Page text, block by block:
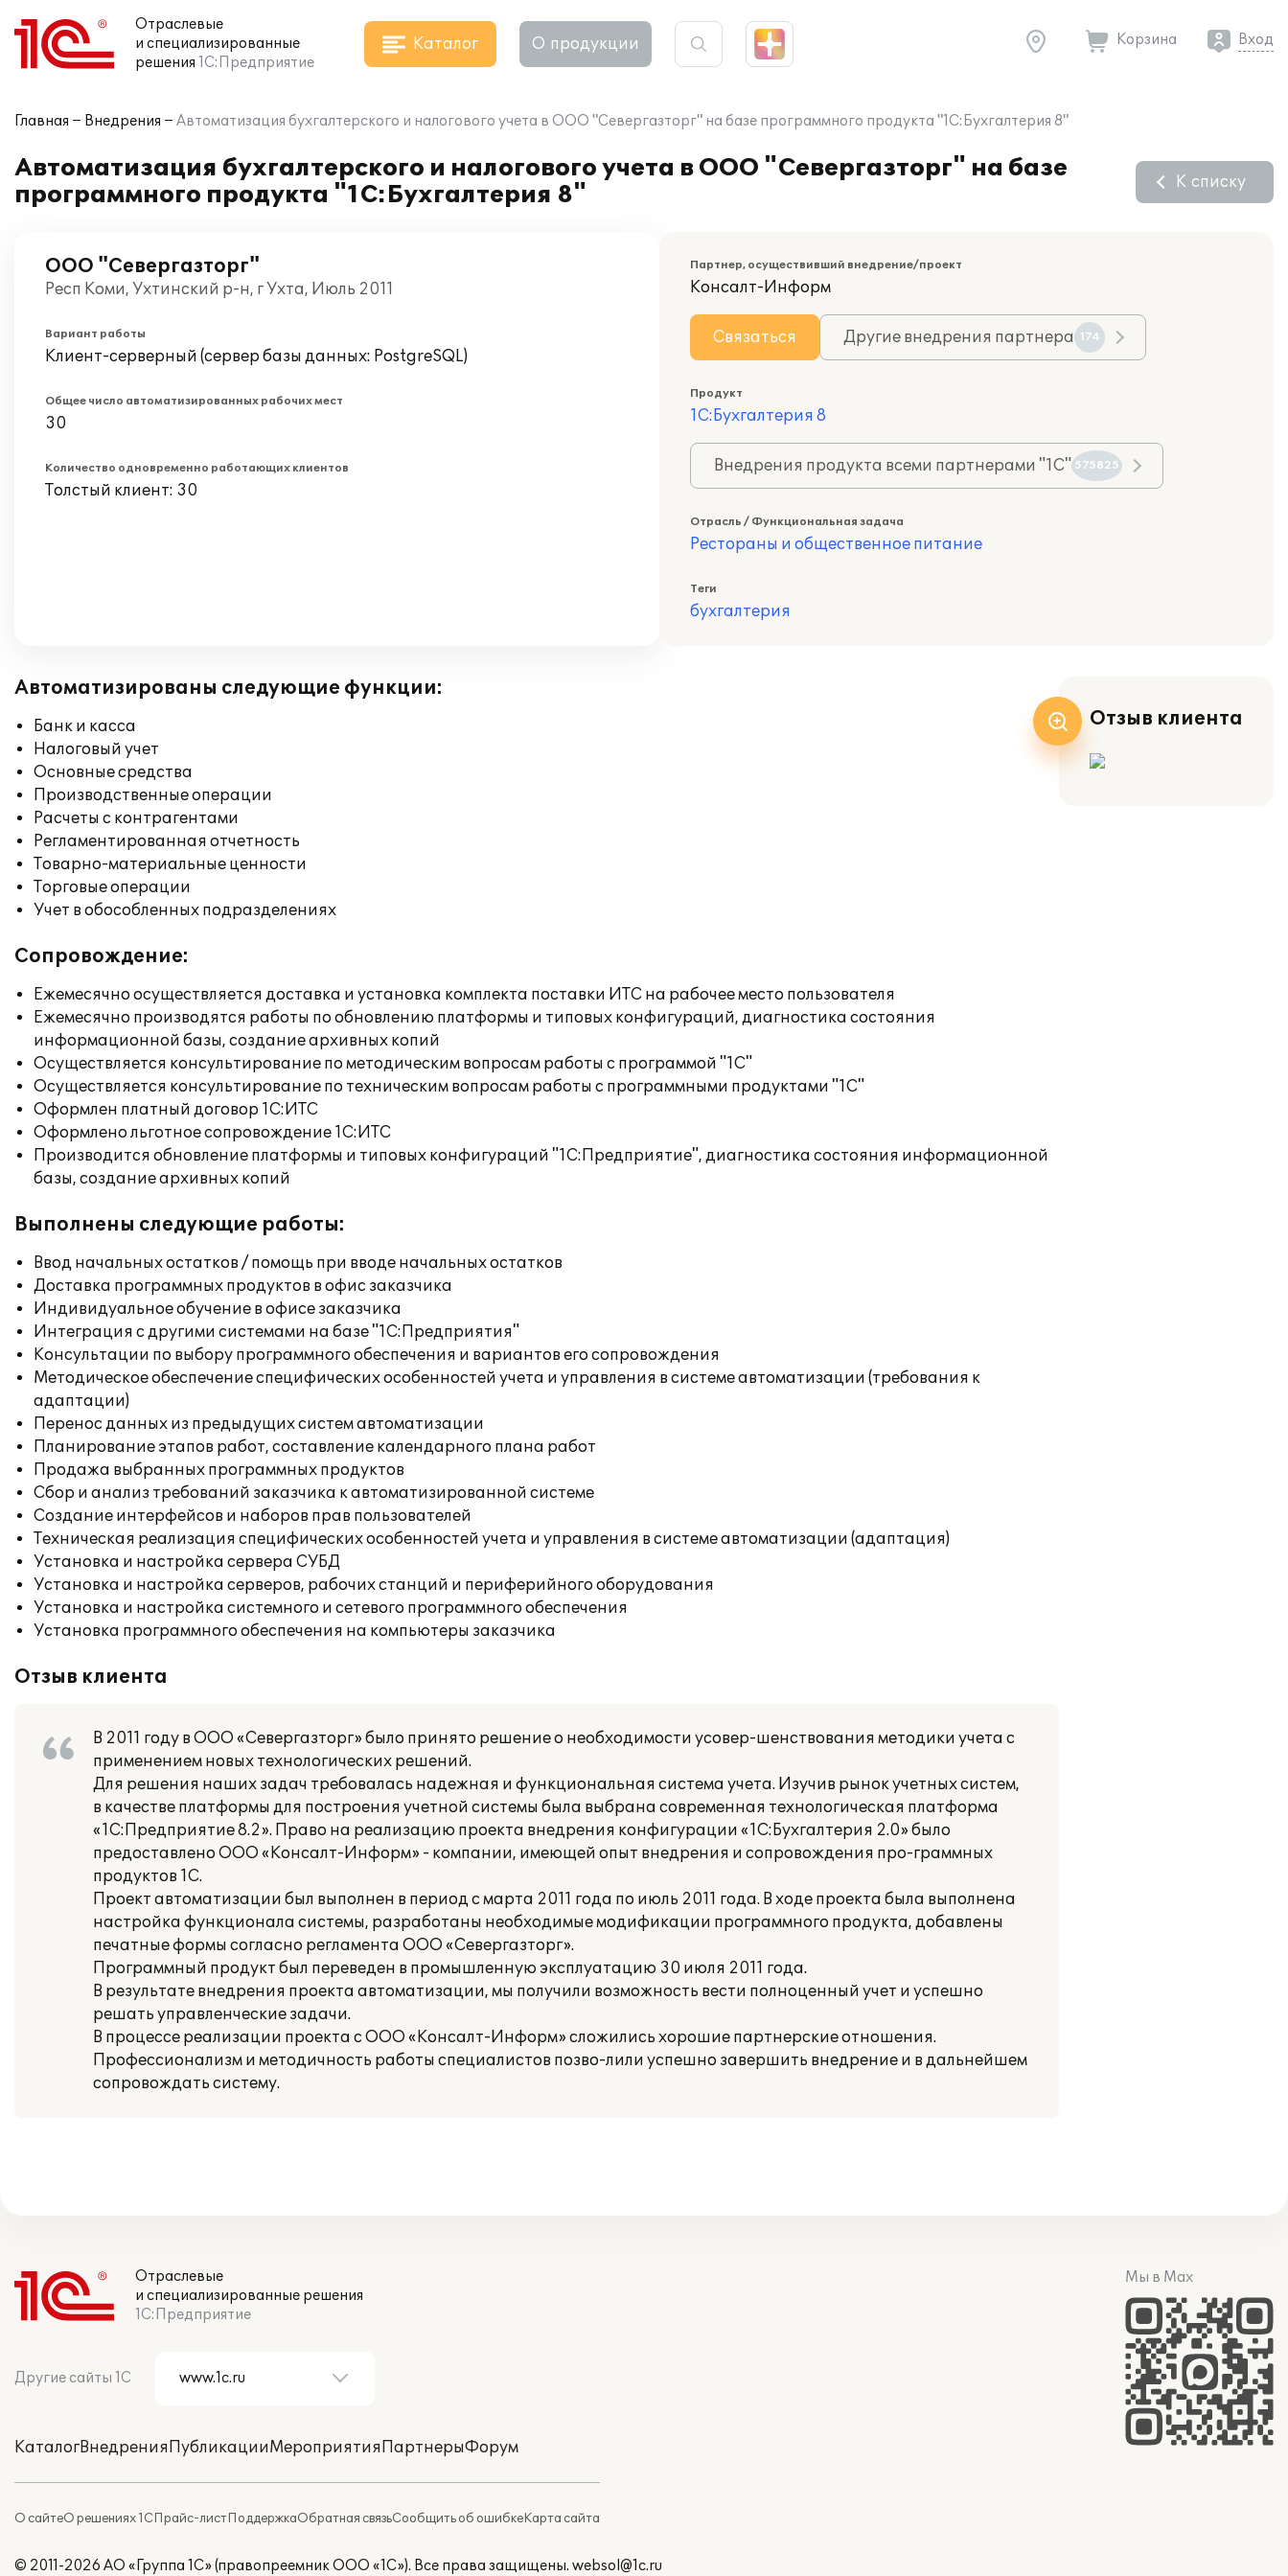
Отраслевые
и специализированные
решения 1С:Предприятие
Каталог О продукции Корзина Вход
Главная Внедрения Автоматизация бухгалтерского и налогового учета в ООО "Севергазторг" на базе программного продукта "1С:Бухгалтерия 8"
Автоматизация бухгалтерского и налогового учета в ООО "Севергазторг" на базе
программного продукта "1С:Бухгалтерия 8"
К списку
ООО "Севергазторг"
Респ Коми, Ухтинский р-н, г Ухта, Июль 2011
Вариант работы
Клиент-серверный (сервер базы данных: PostgreSQL)
Общее число автоматизированных рабочих мест
30
Количество одновременно работающих клиентов
Толстый клиент: 30
Партнер, осуществивший внедрение/проект
Консалт-Информ
Связаться Другие внедрения партнера 174
Продукт
1С:Бухгалтерия 8
Внедрения продукта всеми партнерами "1С" 575825
Отрасль / Функциональная задача
Рестораны и общественное питание
Теги
бухгалтерия
Автоматизированы следующие функции:
Банк и касса
Налоговый учет
Основные средства
Производственные операции
Расчеты с контрагентами
Регламентированная отчетность
Товарно-материальные ценности
Торговые операции
Учет в обособленных подразделениях
Сопровождение:
Ежемесячно осуществляется доставка и установка комплекта поставки ИТС на рабочее место пользователя
Ежемесячно производятся работы по обновлению платформы и типовых конфигураций, диагностика состояния
информационной базы, создание архивных копий
Осуществляется консультирование по методическим вопросам работы с программой "1С"
Осуществляется консультирование по техническим вопросам работы с программными продуктами "1С"
Оформлен платный договор 1С:ИТС
Оформлено льготное сопровождение 1С:ИТС
Производится обновление платформы и типовых конфигураций "1С:Предприятие", диагностика состояния информационной
базы, создание архивных копий
Выполнены следующие работы:
Ввод начальных остатков / помощь при вводе начальных остатков
Доставка программных продуктов в офис заказчика
Индивидуальное обучение в офисе заказчика
Интеграция с другими системами на базе "1С:Предприятия"
Консультации по выбору программного обеспечения и вариантов его сопровождения
Методическое обеспечение специфических особенностей учета и управления в системе автоматизации (требования к
адаптации)
Перенос данных из предыдущих систем автоматизации
Планирование этапов работ, составление календарного плана работ
Продажа выбранных программных продуктов
Сбор и анализ требований заказчика к автоматизированной системе
Создание интерфейсов и наборов прав пользователей
Техническая реализация специфических особенностей учета и управления в системе автоматизации (адаптация)
Установка и настройка сервера СУБД
Установка и настройка серверов, рабочих станций и периферийного оборудования
Установка и настройка системного и сетевого программного обеспечения
Установка программного обеспечения на компьютеры заказчика
Отзыв клиента
В 2011 году в ООО «Севергазторг» было принято решение о необходимости усовер-шенствования методики учета с
применением новых технологических решений.
Для решения наших задач требовалась надежная и функциональная система учета. Изучив рынок учетных систем,
в качестве платформы для построения учетной системы была выбрана современная технологическая платформа
«1С:Предприятие 8.2». Право на реализацию проекта внедрения конфигурации «1С:Бухгалтерия 2.0» было
предоставлено ООО «Консалт-Информ» - компании, имеющей опыт внедрения и сопровождения про-граммных
продуктов 1С.
Проект автоматизации был выполнен в период с марта 2011 года по июль 2011 года. В ходе проекта была выполнена
настройка функционала системы, разработаны необходимые модификации программного продукта, добавлены
печатные формы согласно регламента ООО «Севергазторг».
Программный продукт был переведен в промышленную эксплуатацию 30 июля 2011 года.
В результате внедрения проекта автоматизации, мы получили возможность вести полноценный учет и успешно
решать управленческие задачи.
В процессе реализации проекта с ООО «Консалт-Информ» сложились хорошие партнерские отношения.
Профессионализм и методичность работы специалистов позво-лили успешно завершить внедрение и в дальнейшем
сопровождать систему.
Отзыв клиента
Отраслевые
и специализированные решения
1С:Предприятие
Другие сайты 1С
КаталогВнедренияПубликацииМероприятияПартнерыФорум
О сайтеО решениях 1СПрайс-листПоддержкаОбратная связьСообщить об ошибкеКарта сайта
Мы в Max
© 2011-2026 АО «Группа 1С» (правопреемник ООО «1С»). Все права защищены. websol@1c.ru